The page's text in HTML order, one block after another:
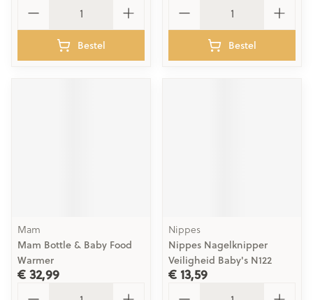
Bestel Bestel
Mam
Mam Bottle & Baby Food
Warmer
€ 32,99
Nippes
Nippes Nagelknipper
Veiligheid Baby's N122
€ 13,59